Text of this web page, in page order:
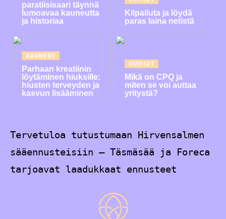
paratiisisaari täynnä
lumoavaa kauneutta
ja historiaa
Kilpailuta ja löydä
paras laina netistä
KAUNEUS
Parhaan kreatiinin
löytäminen hiuksille:
hiusten terveyden ja
kasvun lisääminen
UUTISET
Mikä on CPQ ja
miten se voi auttaa
yritystä?
Tervetuloa tutustumaan Hirvensalmen
sääennusteisiin – Täsmäsää ja Foreca
tarjoavat laadukkaat ennusteet